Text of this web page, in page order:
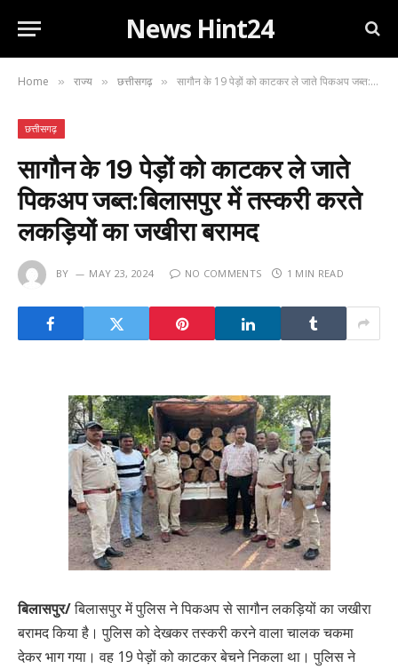
News Hint24
Home » राज्य » छत्तीसगढ़ » सागौन के 19 पेड़ों को काटकर ले जाते पिकअप जब्त:बिलासपुर में तस्करी करते लकड़ियों का जखीरा बरामद
छत्तीसगढ़
सागौन के 19 पेड़ों को काटकर ले जाते
पिकअप जब्त:बिलासपुर में तस्करी करते
लकड़ियों का जखीरा बरामद
BY MAY 23, 2024 NO COMMENTS 1 MIN READ
बिलासपुर/बिलासपुर में पुलिस ने पिकअप से सागौन लकड़ियों का जखीरा
बरामद किया है। पुलिस को देखकर तस्करी करने वाला चालक चकमा
देकर भाग गया। वह 19 पेड़ों को काटकर बेचने निकला था। पुलिस ने